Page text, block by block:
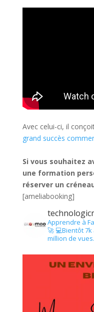
Avec celui-ci, il
grand succès
Si vous souhaitez
une formation
réserver un
[ameliabooking]
Apprendre à
🚀 💻Bientôt
million de vues.